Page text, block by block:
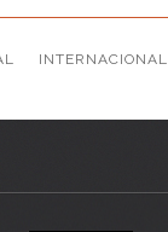
INTERNACIONAL